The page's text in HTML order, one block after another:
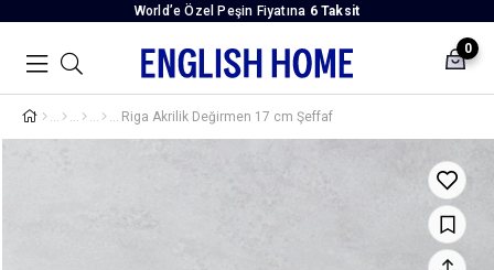
World’e Özel Peşin Fiyatına 6 Taksit
0
Riga Akrilik Değirmen 17 cm Şeffaf